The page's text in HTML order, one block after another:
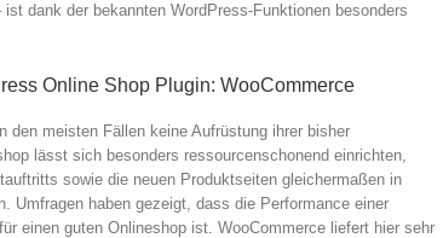
dank der bekannten WordPress-Funktionen besonders
Online Shop Plugin: WooCommerce
den meisten Fällen keine Aufrüstung ihrer bisher
lässt sich besonders ressourcenschonend einrichten,
sowie die neuen Produktseiten gleichermaßen in
Umfragen haben gezeigt, dass die Performance einer
einen guten Onlineshop ist. WooCommerce liefert hier sehr